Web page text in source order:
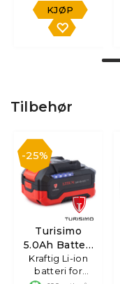
KJØP
Tilbehør
25%
Turisimo
5.0Ah Batteri
20V
Kraftig Li-ion
batteri for